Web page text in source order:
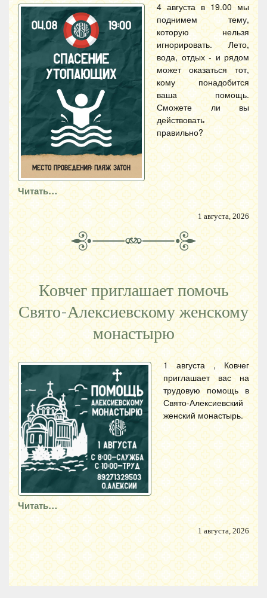
4 августа в 19.00 мы
поднимем тему,
которую нельзя
игнорировать. Лето,
вода, отдых - и рядом
может оказаться тот,
кому понадобится
ваша помощь.
Сможете ли вы
действовать
правильно?
Читать…
1 августа, 2026
Ковчег приглашает помочь
Свято-Алексиевскому женскому
монастырю
1 августа , Ковчег
приглашает вас на
трудовую помощь в
Свято-Алексиевский
женский монастырь.
Читать…
1 августа, 2026